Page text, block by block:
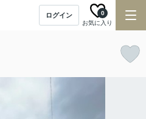
ログイン
お気に入り
0